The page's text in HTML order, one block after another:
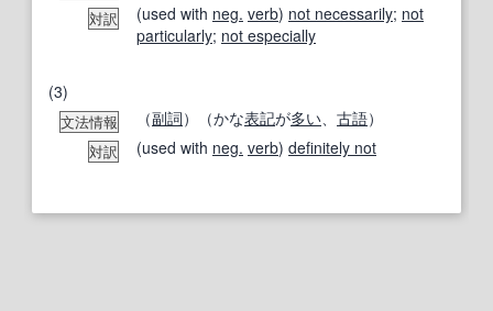
対訳 (used with neg. verb) not necessarily; not
particularly; not especially
(3)
文法情報 （副詞）（かな表記が多い 古語）
対訳 (used with neg. verb) definitely not